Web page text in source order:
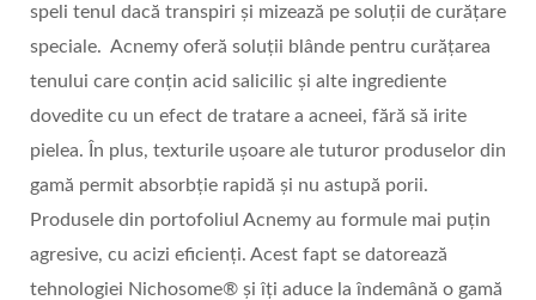
speli tenul dacă transpiri și mizează pe soluții de curățare
speciale. Acnemy oferă soluții blânde pentru curățarea
tenului care conțin acid salicilic și alte ingrediente
dovedite cu un efect de tratare a acneei, fără să irite
pielea. În plus, texturile ușoare ale tuturor produselor din
gamă permit absorbție rapidă și nu astupă porii.
Produsele din portofoliul Acnemy au formule mai puțin
agresive, cu acizi eficienți. Acest fapt se datorează
tehnologiei Nichosome® și îți aduce la îndemână o gamă